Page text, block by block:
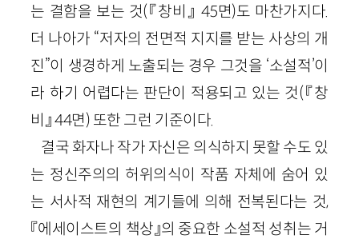
는 결함을 보는 것(『창비』 45면)도 마찬가지다.
더 나아가 “저자의 전면적 지지를 받는 사상의 개
진”이 생경하게 노출되는 경우 그것을 ‘소설적’이
라 하기 어렵다는 판단이 적용되고 있는 것(『창
비』 44면) 또한 그런 기준이다.
결국 화자나 작가 자신은 의식하지 못할 수도 있
는 정신주의의 허위의식이 작품 자체에 숨어 있
는 서사적 재현의 계기들에 의해 전복된다는 것,
『에세이스트의 책상』의 중요한 소설적 성취는 거